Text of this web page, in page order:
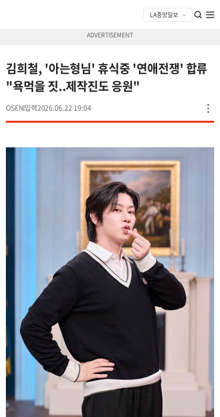
김희철, '아는형님' 휴식중 '연애전쟁' 합류
"욕먹을 짓..제작진도 응원"
OSEN 2026.06.22 19:04